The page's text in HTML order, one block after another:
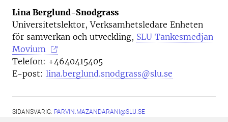
Lina Berglund-Snodgrass
Universitetslektor, Verksamhetsledare Enheten
för samverkan och utveckling, SLU Tankesmedjan
Movium
Telefon: +4640415405
E-post: lina.berglund.snodgrass@slu.se
SIDANSVARIG: PARVIN.MAZANDARANI@SLU.SE